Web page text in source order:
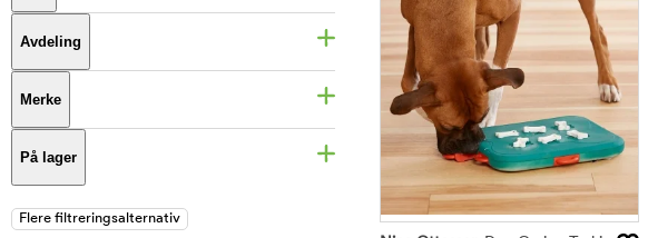
Avdeling
Merke
På lager